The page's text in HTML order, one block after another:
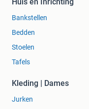
Bankstellen
Bedden
Stoelen
Tafels
Kleding | Dames
Jurken